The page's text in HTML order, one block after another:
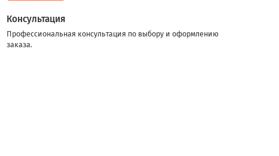
Консультация
Профессиональная консультация по выбору и оформлению
заказа.